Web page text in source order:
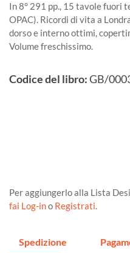
In 8° 291 pp., 15 tavole fuori
OPAC). Ricordi di vita a
dorso e interno ottimi,
Volume freschissimo.
Codice del libro:GB/
Per aggiungerlo alla Lista
fai Log-ino Registrati.
Spedizione